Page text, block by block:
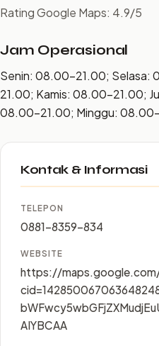
Rating Google Maps: 4.9/5
Jam Operasional
Senin: 08.00–21.00; Selasa:
21.00; Kamis: 08.00–21.00;
08.00–21.00; Minggu:
Kontak & Informasi
TELEPON
0881-8359-834
WEBSITE
https://
AIYBCAA